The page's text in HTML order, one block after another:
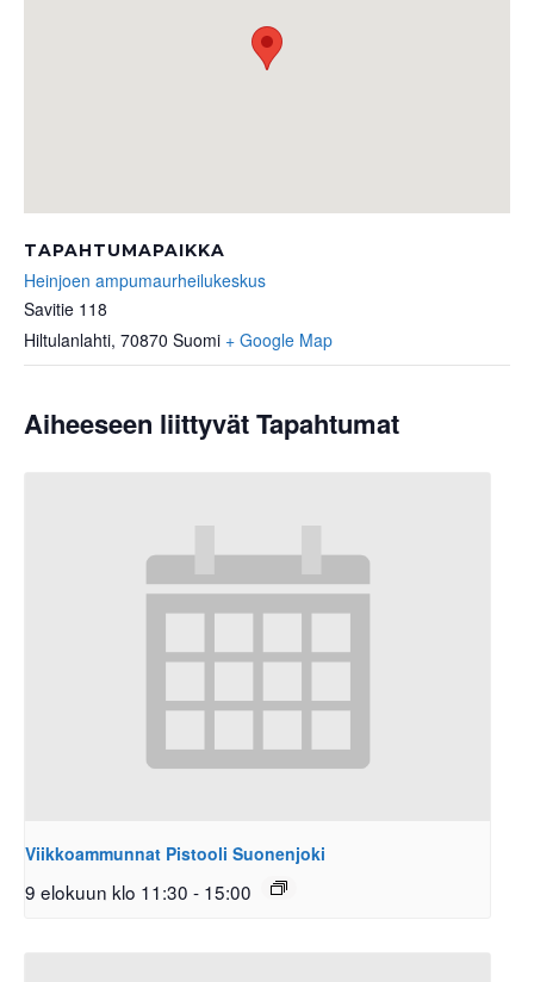
TAPAHTUMAPAIKKA
Heinjoen ampumaurheilukeskus
Savitie 118
Hiltulanlahti, 70870 Suomi + Google Map
Aiheeseen liittyvät Tapahtumat
Viikkoammunnat Pistooli Suonenjoki
9 elokuun klo 11:30 - 15:00